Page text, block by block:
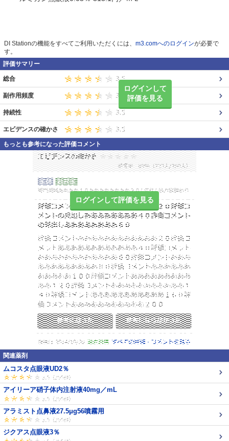
DI Stationの機能をすべてご利用いただくには、 m3.comへのログインが必要で
す。
評価サマリー
ログインして
評価を見る
総合
副作用頻度
持続性
エビデンスの確かさ
もっとも参考になった評価コメント
ログインして評価を見る
関連薬剤
ムコスタ点眼液UD2％
アイリーア硝子体内注射液40mg／mL
アラミスト点鼻液27.5μg56噴霧用
ジクアス点眼液3％